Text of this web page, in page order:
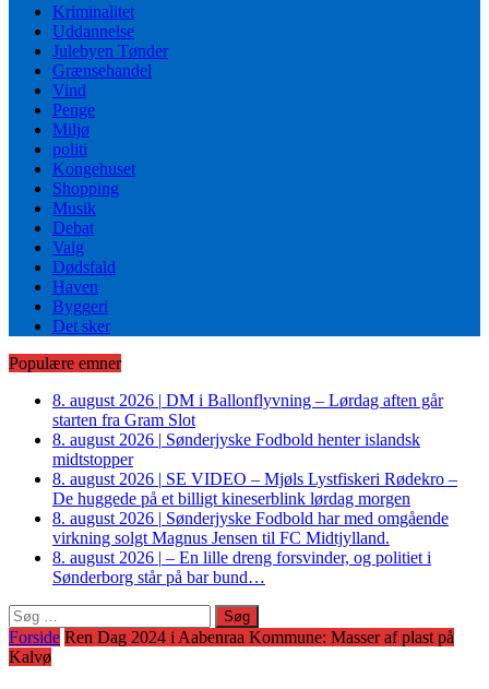
Kriminalitet
Uddannelse
Julebyen Tønder
Grænsehandel
Vind
Penge
Miljø
politi
Kongehuset
Shopping
Musik
Debat
Valg
Dødsfald
Haven
Byggeri
Det sker
Populære emner
8. august 2026 | DM i Ballonflyvning – Lørdag aften går
starten fra Gram Slot
8. august 2026 | Sønderjyske Fodbold henter islandsk
midtstopper
8. august 2026 | SE VIDEO – Mjøls Lystfiskeri Rødekro –
De huggede på et billigt kineserblink lørdag morgen
8. august 2026 | Sønderjyske Fodbold har med omgående
virkning solgt Magnus Jensen til FC Midtjylland.
8. august 2026 | – En lille dreng forsvinder, og politiet i
Sønderborg står på bar bund…
Søg
efter:
Forside Ren Dag 2024 i Aabenraa Kommune: Masser af plast på
Kalvø